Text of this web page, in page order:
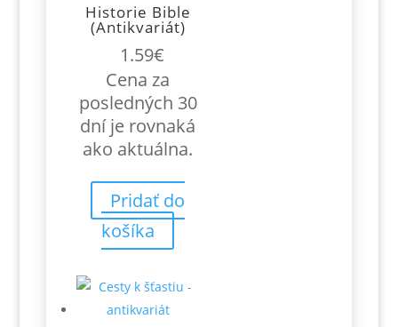
Historie Bible
(Antikvariát)
1.59€
Cena za
posledných 30
dní je rovnaká
ako aktuálna.
Pridať do
košíka